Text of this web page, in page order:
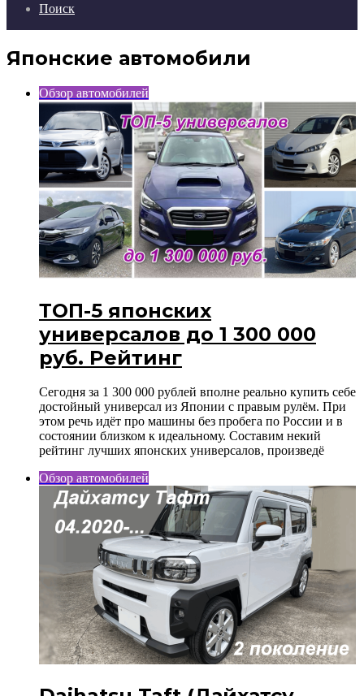
Поиск
Японские автомобили
Обзор автомобилей
ТОП-5 японских
универсалов до 1 300 000
руб. Рейтинг
Сегодня за 1 300 000 рублей вполне реально купить себе
достойный универсал из Японии с правым рулём. При
этом речь идёт про машины без пробега по России и в
состоянии близком к идеальному. Составим некий
рейтинг лучших японских универсалов, произведё
Обзор автомобилей